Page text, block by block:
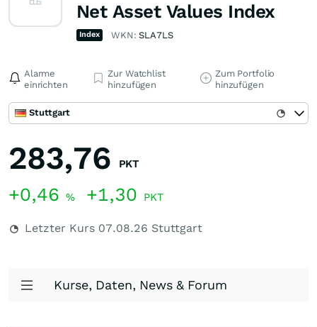
Net Asset Values Index
Index WKN:SLA7LS
Alarme
einrichten
Zur Watchlist
hinzufügen
Zum Portfolio
hinzufügen
Stuttgart
283,76 PKT
+0,46 % +1,30 PKT
Letzter Kurs 07.08.26 Stuttgart
Kurse, Daten, News & Forum